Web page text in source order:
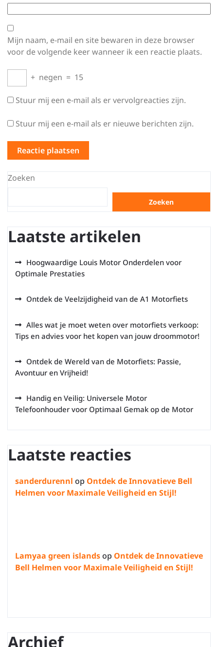
Mijn naam, e-mail en site bewaren in deze browser
voor de volgende keer wanneer ik een reactie plaats.
+ negen = 15
Stuur mij een e-mail als er vervolgreacties zijn.
Stuur mij een e-mail als er nieuwe berichten zijn.
Zoeken
Zoeken
Laatste artikelen
Hoogwaardige Louis Motor Onderdelen voor
Optimale Prestaties
Ontdek de Veelzijdigheid van de A1 Motorfiets
Alles wat je moet weten over motorfiets verkoop:
Tips en advies voor het kopen van jouw droommotor!
Ontdek de Wereld van de Motorfiets: Passie,
Avontuur en Vrijheid!
Handig en Veilig: Universele Motor
Telefoonhouder voor Optimaal Gemak op de Motor
Laatste reacties
sanderdurennl op Ontdek de Innovatieve Bell
Helmen voor Maximale Veiligheid en Stijl!
Lamyaa green islandsop Ontdek de Innovatieve
Bell Helmen voor Maximale Veiligheid en Stijl!
Archief